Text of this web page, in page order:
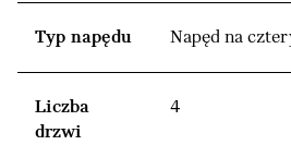
Typ napędu Napęd na
Liczba
drzwi
4